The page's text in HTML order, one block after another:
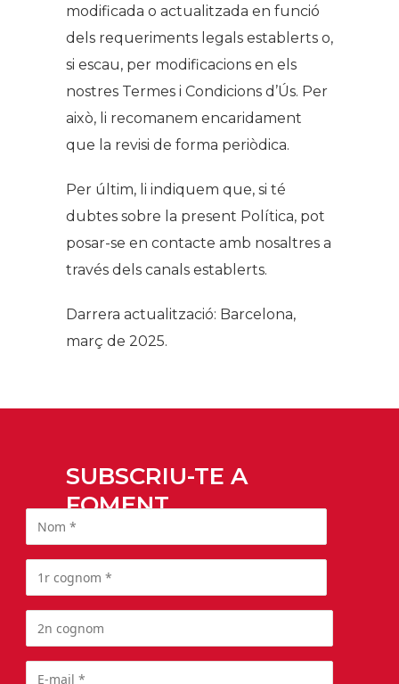
modificada o actualitzada en funció
dels requeriments legals establerts o,
si escau, per modificacions en els
nostres Termes i Condicions d’Ús. Per
això, li recomanem encaridament
que la revisi de forma periòdica.
Per últim, li indiquem que, si té
dubtes sobre la present Política, pot
posar-se en contacte amb nosaltres a
través dels canals establerts.
Darrera actualització: Barcelona,
març de 2025.
SUBSCRIU-TE A
FOMENT